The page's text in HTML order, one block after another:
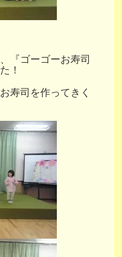
『ゴーゴーお寿司
！
寿司を作ってきく